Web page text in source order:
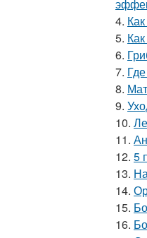
4.
5.
6.
7.
8.
9.
10.
11.
12. 5
13.
14.
15.
16.